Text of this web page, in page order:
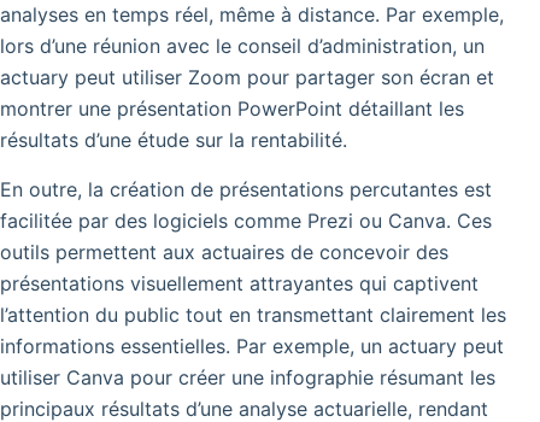
analyses en temps réel, même à distance. Par exemple,
lors d’une réunion avec le conseil d’administration, un
actuary peut utiliser Zoom pour partager son écran et
montrer une présentation PowerPoint détaillant les
résultats d’une étude sur la rentabilité.
En outre, la création de présentations percutantes est
facilitée par des logiciels comme Prezi ou Canva. Ces
outils permettent aux actuaires de concevoir des
présentations visuellement attrayantes qui captivent
l’attention du public tout en transmettant clairement les
informations essentielles. Par exemple, un actuary peut
utiliser Canva pour créer une infographie résumant les
principaux résultats d’une analyse actuarielle, rendant